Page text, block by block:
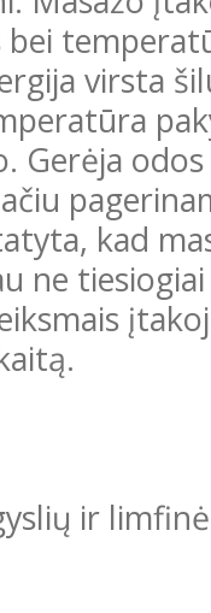
bei
virsta
Gerėja
kad
ne
ir